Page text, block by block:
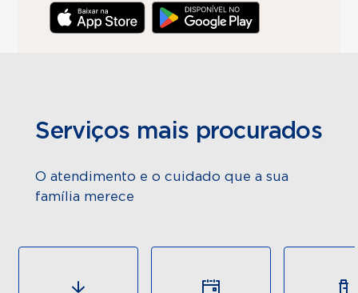
Serviços mais procurados
O atendimento e o cuidado que a sua
família merece